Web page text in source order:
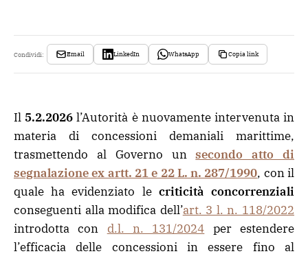
Condividi: Email LinkedIn WhatsApp Copia link
Il 5.2.2026 l’Autorità è nuovamente intervenuta in
materia di concessioni demaniali marittime,
trasmettendo al Governo unsecondo atto di
segnalazione ex artt. 21 e 22 L. n. 287/1990, con il
quale ha evidenziato le criticità concorrenziali
conseguenti alla modifica dell’art. 3 l. n. 118/2022
introdotta con d.l. n. 131/2024 per estendere
l’efficacia delle concessioni in essere fino al